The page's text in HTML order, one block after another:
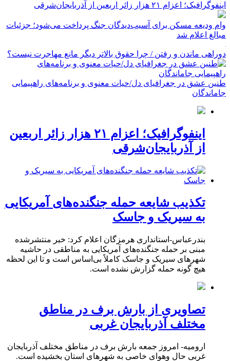
اینفوگرافیک؛ اعزام ۲۱ هزار زائر اربعین از آذربایجان‌شرقی
وام ودیعه مسکن برای آسیب‌دیدگان جنگ پرداخت می‌شود؛ جزئیات
مبالغ اعلام شد
دوراهی ماندن و رفتن / چرا حقوق بالاتر دیگر مانع مهاجرت نیست؟
طنین عشق در جغرافیای دل/حیات معنوی و برنامه‌های راهپیمایی
جاماندگان
اینفوگرافیک؛ اعزام ۲۱ هزار زائر اربعین
از آذربایجان‌شرقی
تکذیب شایعه حمله جنگنده‌های آمریکایی
به سیریک و جاسک
بندرعباس-استانداری هرمزگان اعلام کرد: خبر منتشرشده
مبنی بر حمله جنگنده‌های آمریکایی به مناطقی در حاشیه
شهرهای سیریک و جاسک کاملاً بی‌اساس است و تا این لحظه
هیچ گونه حمله گزارش نشده است.
تصاویری از بارش برف در مناطق
مختلف آذربایجان غربی
ارومیه- امروز جمعه بارش برف در مناطق مختلف آذربایجان
غربی حال وهوای خاصی به شهرهای استان بخشیده است.